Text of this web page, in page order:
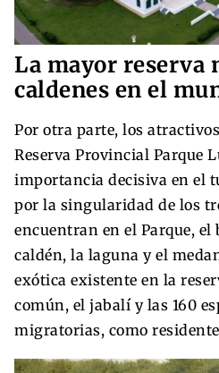
La mayor reserva
caldenes en el
Por otra parte, los
Reserva Provincial Parque
importancia decisiva en el
por la singularidad de los
encuentran en el Parque, el
caldén, la laguna y el
exótica existente en la
común, el jabalí y las 160
migratorias, como